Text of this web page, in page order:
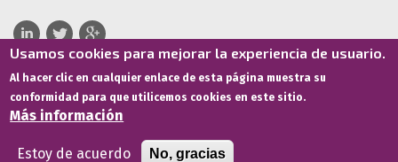
Términos de servicio Política de privacidad
Usamos cookies para mejorar la experiencia de usuario.
Al hacer clic en cualquier enlace de esta página muestra su
conformidad para que utilicemos cookies en este sitio.
Más información
Estoy de acuerdo No, gracias